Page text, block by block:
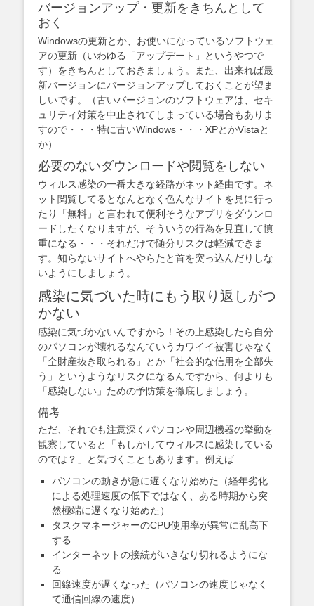
バージョンアップ・更新をきちんとして
おく
Windowsの更新とか、お使いになっているソフトウェ
アの更新（いわゆる「アップデート」というやつで
す）をきちんとしておきましょう。また、出来れば最
新バージョンにバージョンアップしておくことが望ま
しいです。（古いバージョンのソフトウェアは、セキ
ュリティ対策を中止されてしまっている場合もありま
すので・・・特に古いWindows・・・XPとかVistaと
か）
必要のないダウンロードや閲覧をしない
ウィルス感染の一番大きな経路がネット経由です。ネ
ット閲覧してるとなんとなく色んなサイトを見に行っ
たり「無料」と言われて便利そうなアプリをダウンロ
ードしたくなりますが、そういうの行為を見直して慎
重になる・・・それだけで随分リスクは軽減できま
す。知らないサイトへやらたと首を突っ込んだりしな
いようにしましょう。
感染に気づいた時にもう取り返しがつ
かない
感染に気づかないんですから！その上感染したら自分
のパソコンが壊れるなんていうカワイイ被害じゃなく
「全財産抜き取られる」とか「社会的な信用を全部失
う」というようなリスクになるんですから、何よりも
「感染しない」ための予防策を徹底しましょう。
備考
ただ、それでも注意深くパソコンや周辺機器の挙動を
観察していると「もしかしてウィルスに感染している
のでは？」と気づくこともあります。例えば
パソコンの動きが急に遅くなり始めた（経年劣化
による処理速度の低下ではなく、ある時期から突
然極端に遅くなり始めた）
タスクマネージャーのCPU使用率が異常に乱高下
する
インターネットの接続がいきなり切れるようにな
る
回線速度が遅くなった（パソコンの速度じゃなく
て通信回線の速度）